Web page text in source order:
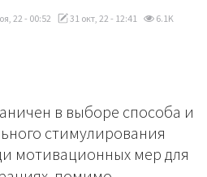
22 - 00:52 31 окт, 22 - 12:41 6.1K
в выборе способа и
стимулирования
мотивационных мер для